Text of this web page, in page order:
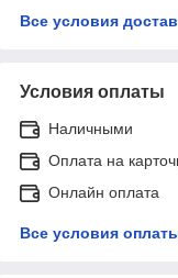
Все условия
Условия оплаты
Наличными
Оплата на
Онлайн оплата
Все условия